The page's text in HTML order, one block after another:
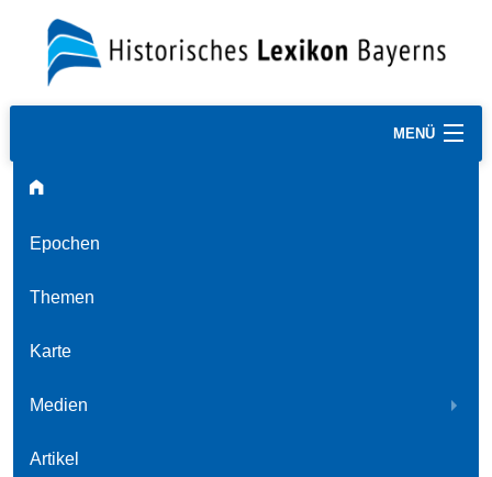
MENÜ
Epochen
Themen
Karte
Medien
Artikel